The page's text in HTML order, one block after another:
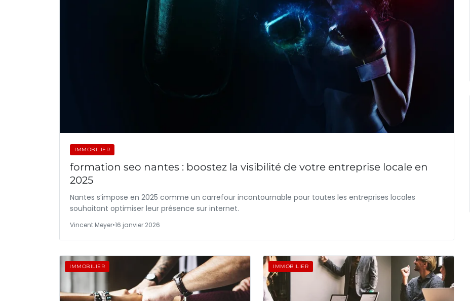
IMMOBILIER
formation seo nantes : boostez la visibilité de votre entreprise locale en
2025
Nantes s’impose en 2025 comme un carrefour incontournable pour toutes les entreprises locales
souhaitant optimiser leur présence sur internet.
Vincent Meyer•16 janvier 2026
IMMOBILIER IMMOBILIER